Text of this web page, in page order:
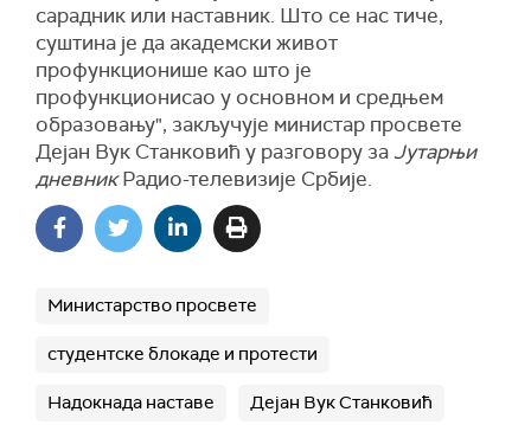
сарадник или наставник. Што се нас тиче,
суштина је да академски живот
профункционише као што је
профункционисао у основном и средњем
образовању", закључује министар просвете
Дејан Вук Станковић у разговору за Јутарњи
дневникРадио-телевизије Србије.
Министарство просвете
студентске блокаде и протести
Надокнада наставе Дејан Вук Станковић